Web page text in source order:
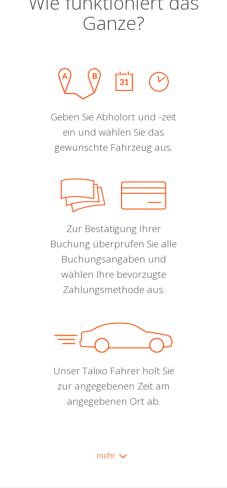
Ganze?
Geben Sie Abholort und -zeit
ein und wählen Sie das
gewünschte Fahrzeug aus.
Zur Bestätigung Ihrer
Buchung überprüfen Sie alle
Buchungsangaben und
wählen Ihre bevorzugte
Zahlungsmethode aus.
Unser Talixo Fahrer holt Sie
zur angegebenen Zeit am
angegebenen Ort ab.
mehr